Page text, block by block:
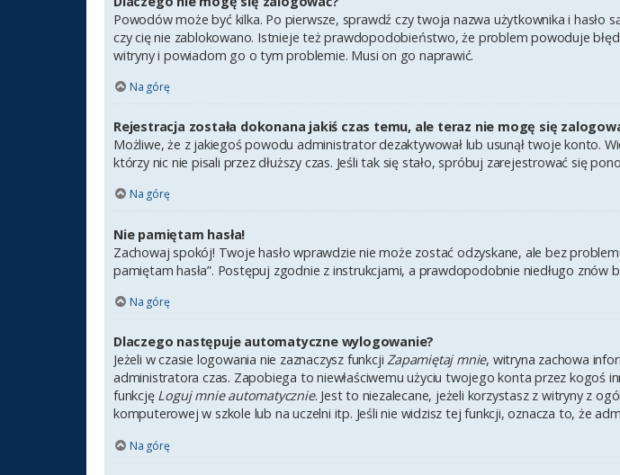
Powodów może być kilka. Po pierwsze, sprawdź czy twoja nazwa użytkownika i hasło
czy cię nie zablokowano. Istnieje też prawdopodobieństwo, że problem powoduje
witryny i powiadom go o tym problemie. Musi on go naprawić.
Na górę
Rejestracja została dokonana jakiś czas temu, ale teraz nie mogę się
Możliwe, że z jakiegoś powodu administrator dezaktywował lub usunął twoje konto.
którzy nic nie pisali przez dłuższy czas. Jeśli tak się stało, spróbuj zarejestrować się
Na górę
Nie pamiętam hasła!
Zachowaj spokój! Twoje hasło wprawdzie nie może zostać odzyskane, ale bez
pamiętam hasła”. Postępuj zgodnie z instrukcjami, a prawdopodobnie niedługo znów
Na górę
Dlaczego następuje automatyczne wylogowanie?
Jeżeli w czasie logowania nie zaznaczysz funkcjiZapamiętaj mnie, witryna zachowa
administratora czas. Zapobiega to niewłaściwemu użyciu twojego konta przez kogoś
funkcję Loguj mnie automatycznie. Jest to niezalecane, jeżeli korzystasz z witryny z
komputerowej w szkole lub na uczelni itp. Jeśli nie widzisz tej funkcji, oznacza to, że
Na górę